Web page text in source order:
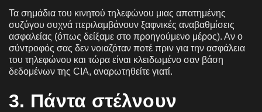
Τα σημάδια του κινητού τηλεφώνου μιας απατημένης
συζύγου συχνά περιλαμβάνουν ξαφνικές αναβαθμίσεις
ασφαλείας (όπως δείξαμε στο προηγούμενο μέρος). Αν ο
σύντροφός σας δεν νοιαζόταν ποτέ πριν για την ασφάλεια
του τηλεφώνου και τώρα είναι κλειδωμένο σαν βάση
δεδομένων της CIA, αναρωτηθείτε γιατί.
3. Πάντα στέλνουν